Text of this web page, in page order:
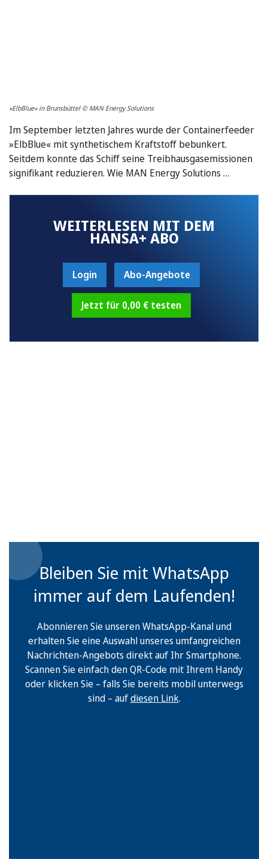
»ElbBlue« in Brunsbüttel © MAN Energy Solutions
Im September letzten Jahres wurde der Containerfeeder
»ElbBlue« mit synthetischem Kraftstoff bebunkert.
Seitdem konnte das Schiff seine Treibhausgasemissionen
signifikant reduzieren. Wie MAN Energy Solutions …
WEITERLESEN MIT DEM
HANSA+ ABO
Login Abo-Angebote
Jetzt für 0,00 € testen
Bleiben Sie mit WhatsApp
immer auf dem Laufenden!
Abonnieren Sie unseren WhatsApp-Kanal und
erhalten Sie eine Auswahl unseres umfangreichen
Nachrichten-Angebots direkt auf Ihr Smartphone.
Scannen Sie einfach den QR-Code mit Ihrem Handy
oder klicken Sie – falls Sie bereits mobil unterwegs
sind – aufdiesen Link.